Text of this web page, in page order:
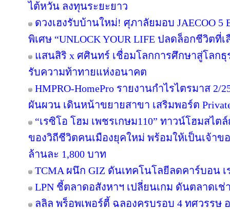
ไต้หวัน ลงทุนระยะยาว
ดวงเฮงรับบ้านใหม่! ศุภาลัยมอบ JAECOO
พิเศษ “UNLOCK YOUR LIFE ปลดล็อกชีวิตที่เ
แสนสิริ x ศศินทร์ เชื่อมโลกการศึกษาสู่โลกธุ
รับความท้าทายแห่งอนาคต
HMPRO-HomePro รายงานกำไรไตรมาส 2/
ผันผวน เดินหน้าขยายสาขา เสริมพอร์ต
“เรซิโอ โฮม เพชรเกษม110” ทาวน์โฮมสไ
ของวิถีชีวิตคนเมืองยุคใหม่ พร้อมให้เป็นเจ้าข
ล้านละ 1,800 บาท
TCMA ผนึก GIZ ดันเทคโนโลยีลดคาร์บอน เ
LPN ชี้ตลาดอสังหาฯ เปลี่ยนเกม ดันตลาดเ
ลลิล พร็อพเพอร์ตี้ ฉลองครบรอบ 4 ทศวรรษ